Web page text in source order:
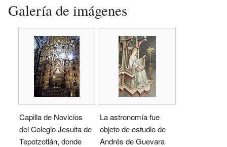
Galería de imágenes
Capilla de Novicios
del Colegio Jesuita de
Tepotzotlán, donde
La astronomía fue
objeto de estudio de
Andrés de Guevara